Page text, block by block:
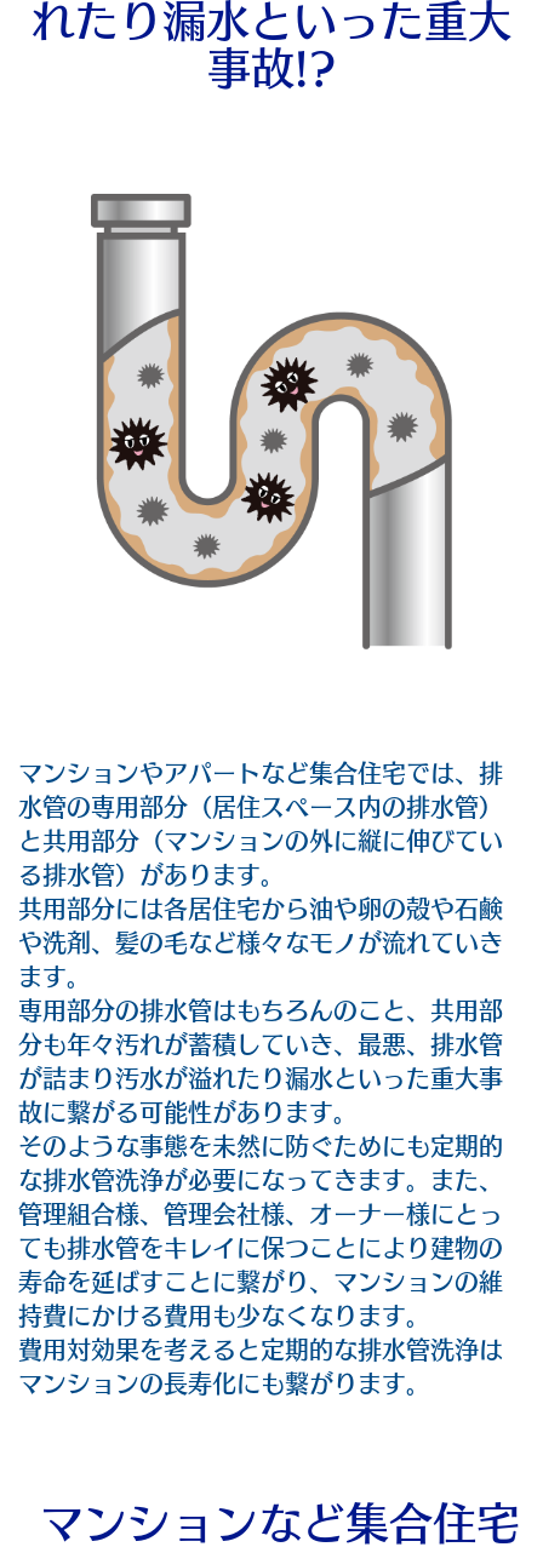
れたり漏水といった重大
事故!?
マンションやアパートなど集合住宅では、排
水管の専用部分（居住スペース内の排水管）
と共用部分（マンションの外に縦に伸びてい
る排水管）があります。
共用部分には各居住宅から油や卵の殻や石鹸
や洗剤、髪の毛など様々なモノが流れていき
ます。
専用部分の排水管はもちろんのこと、共用部
分も年々汚れが蓄積していき、最悪、排水管
が詰まり汚水が溢れたり漏水といった重大事
故に繋がる可能性があります。
そのような事態を未然に防ぐためにも定期的
な排水管洗浄が必要になってきます。また、
管理組合様、管理会社様、オーナー様にとっ
ても排水管をキレイに保つことにより建物の
寿命を延ばすことに繋がり、マンションの維
持費にかける費用も少なくなります。
費用対効果を考えると定期的な排水管洗浄は
マンションの長寿化にも繋がります。
マンションなど集合住宅